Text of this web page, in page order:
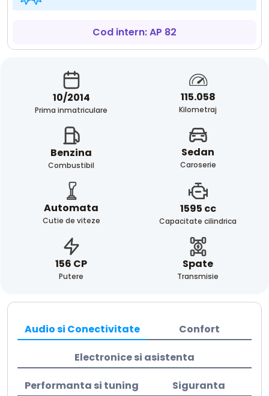
Cod intern: AP 82
10/2014
Prima inmatriculare
115.058
Kilometraj
Benzina
Combustibil
Sedan
Caroserie
Automata
Cutie de viteze
1595 cc
Capacitate cilindrica
156 CP
Putere
Spate
Transmisie
Audio si Conectivitate Confort
Electronice si asistenta
Performanta si tuning Siguranta